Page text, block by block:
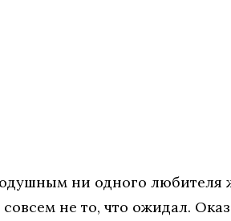
ни одного
не то, что ожидал.